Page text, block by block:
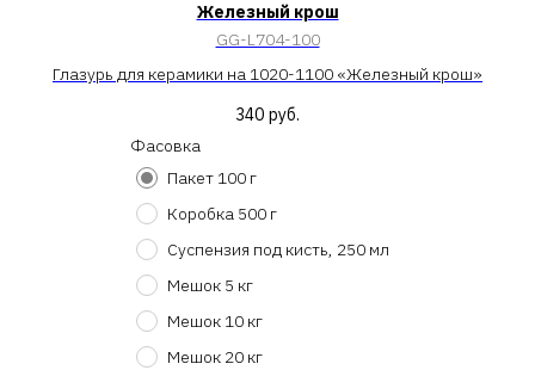
Железный крош
GG-L704-100
Глазурь для керамики на 1020-1100 «Железный крош»
340 руб.
Фасовка
Пакет 100 г
Коробка 500 г
Суспензия под кисть, 250 мл
Мешок 5 кг
Мешок 10 кг
Мешок 20 кг